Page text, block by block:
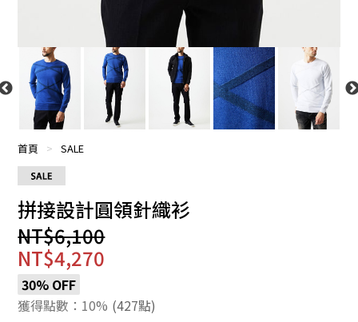
首頁 > SALE
拼接設計圓領針織衫
NT$6,100
NT$4,270
30% OFF
獲得點數：10% (427點)